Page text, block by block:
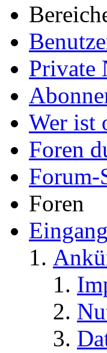
Private
Wer ist
Foren
Forum-
Foren